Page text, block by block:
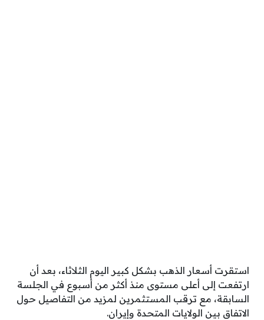
استقرت أسعار الذهب بشكل كبير اليوم الثلاثاء، بعد أن
ارتفعت إلى أعلى مستوى منذ أكثر من أسبوع في الجلسة
السابقة، مع ترقب المستثمرين لمزيد من التفاصيل حول
الاتفاق بين الولايات المتحدة وإيران.